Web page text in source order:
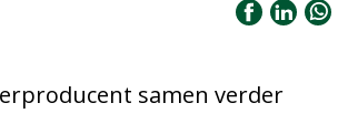
samen verder